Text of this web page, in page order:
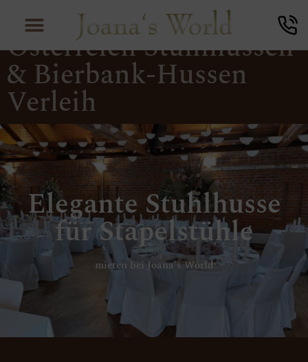
Hussen Verleih
Österreich Stuhlhussen
& Bierbank-Hussen
Verleih
Elegante Stuhlhusse
für Stapelstühle
mieten bei Joana's World